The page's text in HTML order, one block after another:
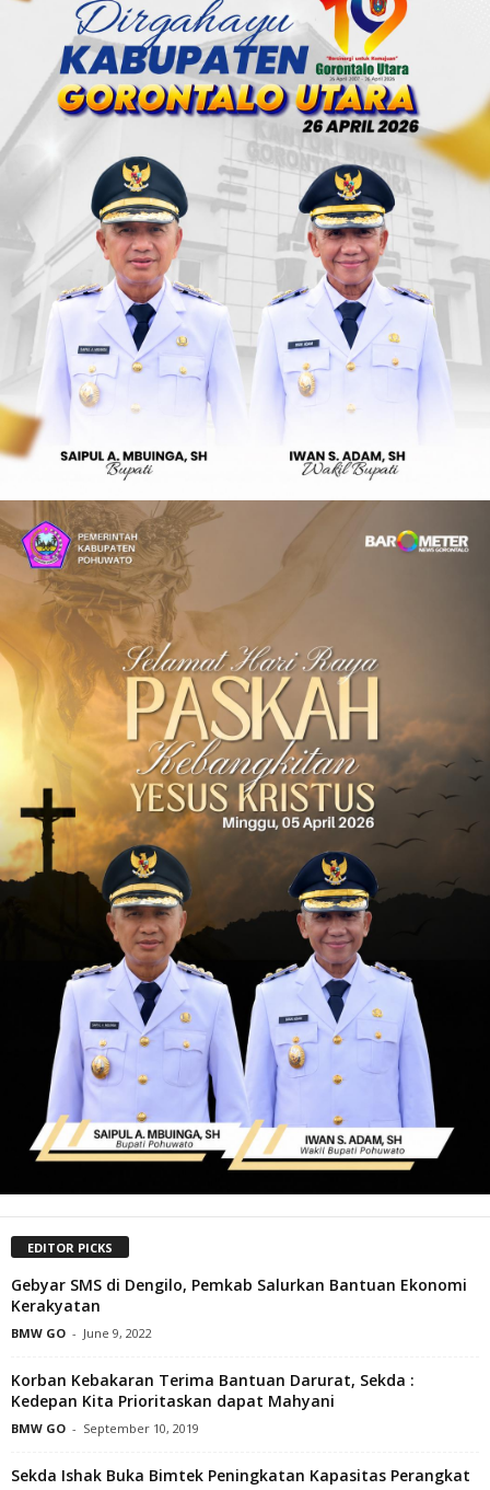
EDITOR PICKS
Gebyar SMS di Dengilo, Pemkab Salurkan Bantuan Ekonomi
Kerakyatan
BMW GO - June 9, 2022
Korban Kebakaran Terima Bantuan Darurat, Sekda :
Kedepan Kita Prioritaskan dapat Mahyani
BMW GO - September 10, 2019
Sekda Ishak Buka Bimtek Peningkatan Kapasitas Perangkat